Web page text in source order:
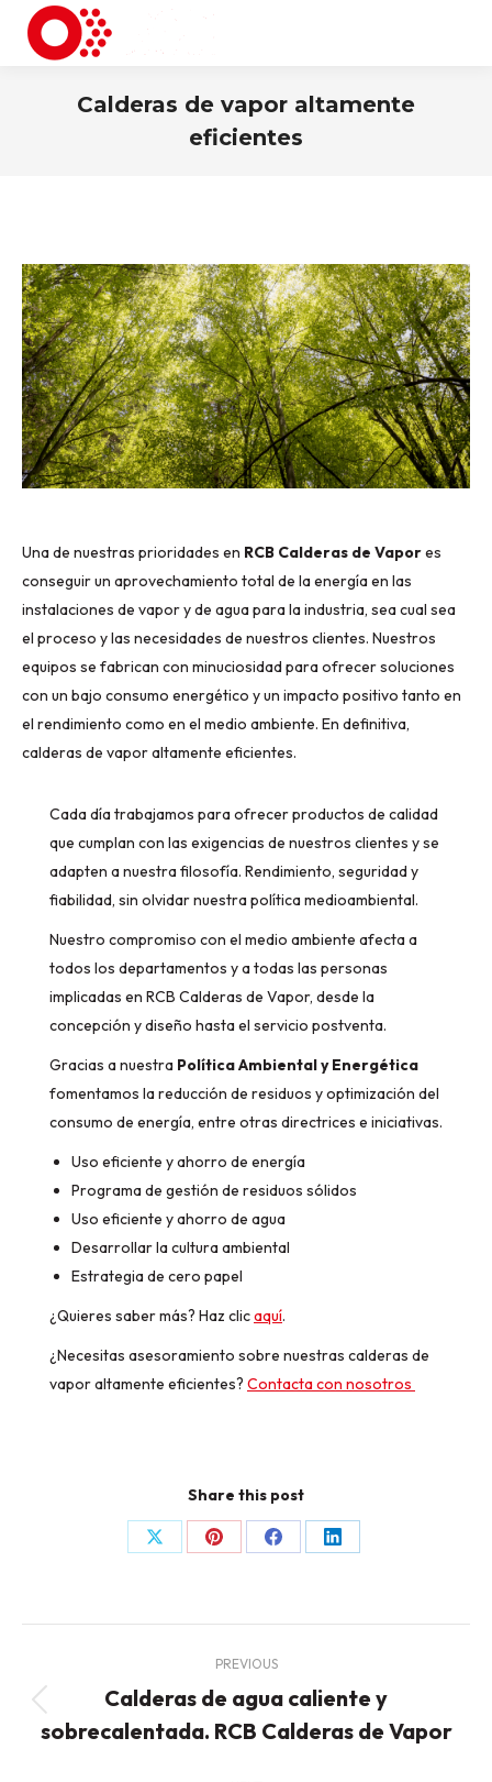
Calderas de vapor altamente
eficientes
Una de nuestras prioridades en RCB Calderas de Vapores
conseguir un aprovechamiento total de la energía en las
instalaciones de vapor y de agua para la industria, sea cual sea
el proceso y las necesidades de nuestros clientes. Nuestros
equipos se fabrican con minuciosidad para ofrecer soluciones
con un bajo consumo energético y un impacto positivo tanto en
el rendimiento como en el medio ambiente. En definitiva,
calderas de vapor altamente eficientes.
Cada día trabajamos para ofrecer productos de calidad
que cumplan con las exigencias de nuestros clientes y se
adapten a nuestra filosofía. Rendimiento, seguridad y
fiabilidad, sin olvidar nuestra política medioambiental.
Nuestro compromiso con el medio ambiente afecta a
todos los departamentos y a todas las personas
implicadas en RCB Calderas de Vapor, desde la
concepción y diseño hasta el servicio postventa.
Gracias a nuestra Política Ambiental y Energética
fomentamos la reducción de residuos y optimización del
consumo de energía, entre otras directrices e iniciativas.
Uso eficiente y ahorro de energía
Programa de gestión de residuos sólidos
Uso eficiente y ahorro de agua
Desarrollar la cultura ambiental
Estrategia de cero papel
¿Quieres saber más? Haz clicaquí.
¿Necesitas asesoramiento sobre nuestras calderas de
vapor altamente eficientes? Contacta con nosotros
Share this post
Share
X
Share
Pinterest
Share
Facebook
Share
LinkedIn
navigation
PREVIOUS
Previous
post:
Calderas de agua caliente y
sobrecalentada. RCB Calderas de Vapor